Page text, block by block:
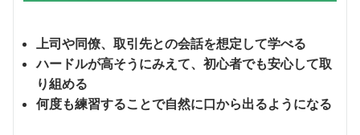
上司や同僚、取引先との会話を想定して学べる
ハードルが高そうにみえて、初心者でも安心して取
り組める
何度も練習することで自然に口から出るようになる